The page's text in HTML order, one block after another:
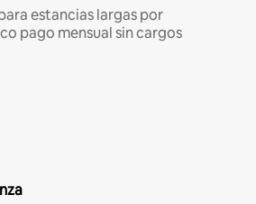
estancias largas por
pago mensual sin cargos